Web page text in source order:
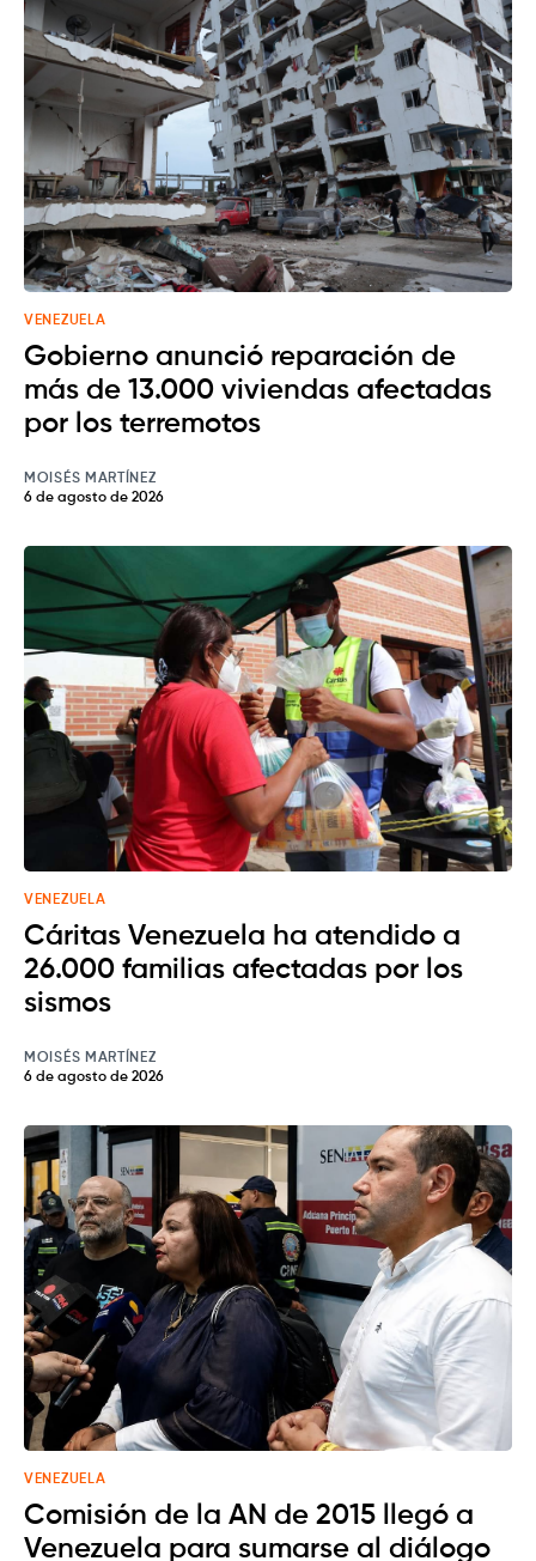
VENEZUELA
Gobierno anunció reparación de
más de 13.000 viviendas afectadas
por los terremotos
MOISÉS MARTÍNEZ
6 de agosto de 2026
VENEZUELA
Cáritas Venezuela ha atendido a
26.000 familias afectadas por los
sismos
MOISÉS MARTÍNEZ
6 de agosto de 2026
VENEZUELA
Comisión de la AN de 2015 llegó a
Venezuela para sumarse al diálogo